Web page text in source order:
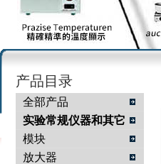
产品目录
全部产品
实验常规仪器和其它
模块
放大器